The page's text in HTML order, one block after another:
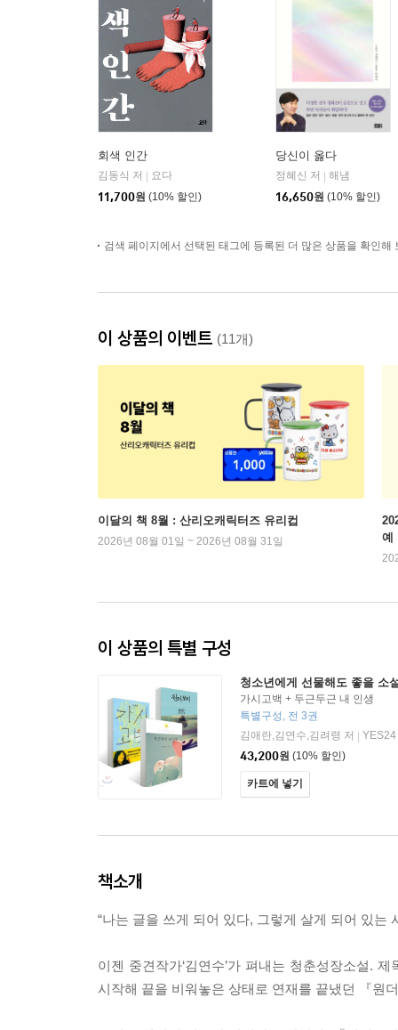
회색 인간
김동식 저
요다
11,700원 (10% 할인)
당신이 옳다
정혜신 저
해냄
16,650원 (10% 할인)
검색 페이지에서 선택된 태그에 등록된 더 많은 상품을 확인해
이 상품의 이벤트 (11개)
이달의 책 8월 : 산리오캐릭터즈 유리컵
2026년 08월 01일 ~ 2026년 08월 31일
예
이 상품의 특별 구성
청소년에게 선물해도 좋을 소
가시고백 + 두근두근 내 인생
특별구성, 전 3권
김애란,김연수,김려령 저
YES24
43,200원 (10% 할인)
카트에 넣기
책소개
“나는 글을 쓰게 되어 있다, 그렇게 살게 되어 있는
이젠 중견작가‘김연수’가 펴내는 청춘성장소설.
시작해 끝을 비워놓은 상태로 연재를 끝냈던 『원